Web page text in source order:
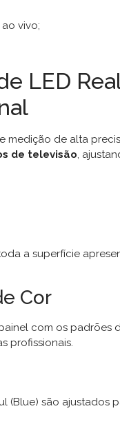
vivo;
LED
medição de alta
de televisão,
a superfície
Cor
com os padrões
profissionais.
(Blue) são ajustados